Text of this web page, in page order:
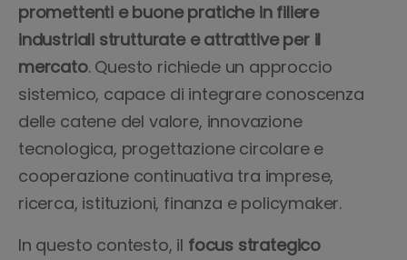
promettenti e buone pratiche in filiere
industriali strutturate e attrattive per il
mercato. Questo richiede un approccio
sistemico, capace di integrare conoscenza
delle catene del valore, innovazione
tecnologica, progettazione circolare e
cooperazione continuativa tra imprese,
ricerca, istituzioni, finanza e policymaker.
In questo contesto, il focus strategico